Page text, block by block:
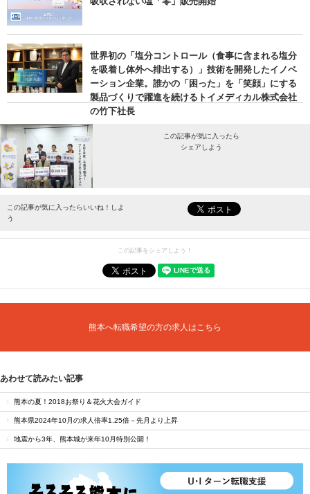
世界初の「塩分コントロール（食事に含まれる塩分
を吸着し体外へ排出する）」技術を開発したイノベ
ーション企業。誰かの「困った」を「笑顔」にする
製品づくりで躍進を続けるトイメディカル株式会社
の竹下社長
この記事が気に入ったら
シェアしよう
最新情報をお届けします。
この記事が気に入ったらいいね！しよ
う
この記事をシェアしよう！
熊本へ転職希望の方の求人はこちら
あわせて読みたい記事
熊本の夏！2018お祭り＆花火大会ガイド
熊本県2024年10月の求人倍率1.25倍－先月より上昇
地震から3年、熊本城が来年10月特別公開！